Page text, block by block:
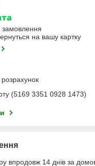
замовлення
на вашу картку
розрахунок
(5169 3351 0928 1473)
впродовж 14 днів за